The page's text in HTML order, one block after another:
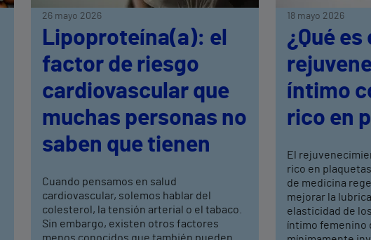
26 mayo 2026
Lipoproteína(a): el
factor de riesgo
cardiovascular que
muchas personas no
saben que tienen
Cuando pensamos en salud
cardiovascular, solemos hablar del
colesterol, la tensión arterial o el tabaco.
Sin embargo, existen otros factores
18 mayo 2026
¿Qué es
íntimo
rico en
El
rico en
de medicina
mejorar la
elasticidad de
íntimo femenino